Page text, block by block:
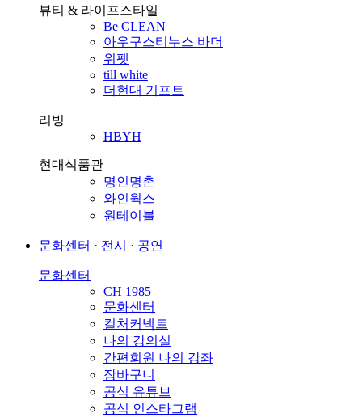
뷰티 & 라이프스타일
Be CLEAN
아우구스티누스 바더
위펫
till white
더현대 기프트
리빙
HBYH
현대식품관
명인명촌
와인웍스
원테이블
문화센터 · 전시 · 공연
문화센터
CH 1985
문화센터
컬처커넥트
나의 강의실
간편회원 나의 강좌
장바구니
공식 유튜브
공식 인스타그램